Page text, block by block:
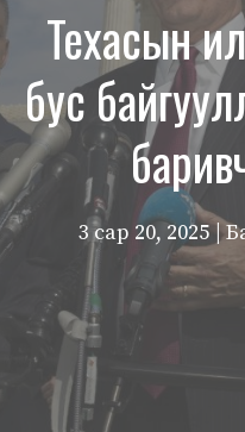
Техасын
бус
3 сар 20, 2025 |